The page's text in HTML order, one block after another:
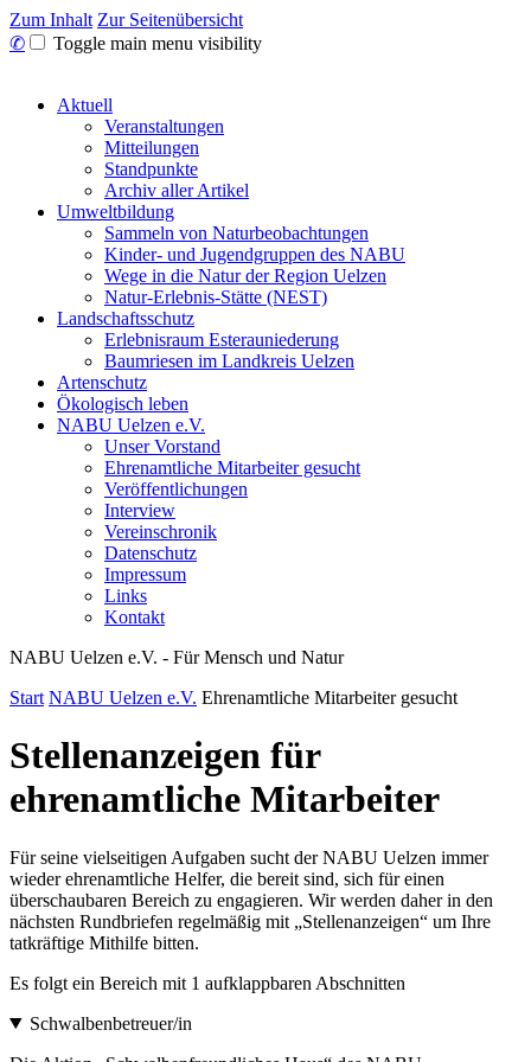
Zum Inhalt Zur Seitenübersicht
✆
Toggle main menu visibility
Aktuell
Veranstaltungen
Mitteilungen
Standpunkte
Archiv aller Artikel
Umweltbildung
Sammeln von Naturbeobachtungen
Kinder- und Jugendgruppen des NABU
Wege in die Natur der Region Uelzen
Natur-Erlebnis-Stätte (NEST)
Landschaftsschutz
Erlebnisraum Esterauniederung
Baumriesen im Landkreis Uelzen
Artenschutz
Ökologisch leben
NABU Uelzen e.V.
Unser Vorstand
Ehrenamtliche Mitarbeiter gesucht
Veröffentlichungen
Interview
Vereinschronik
Datenschutz
Impressum
Links
Kontakt
NABU Uelzen e.V. - Für Mensch und Natur
Start NABU Uelzen e.V. Ehrenamtliche Mitarbeiter gesucht
Stellenanzeigen für
ehrenamtliche Mitarbeiter
Für seine vielseitigen Aufgaben sucht der NABU Uelzen immer
wieder ehrenamtliche Helfer, die bereit sind, sich für einen
überschaubaren Bereich zu engagieren. Wir werden daher in den
nächsten Rundbriefen regelmäßig mit „Stellenanzeigen“ um Ihre
tatkräftige Mithilfe bitten.
Es folgt ein Bereich mit 1 aufklappbaren Abschnitten
Schwalbenbetreuer/in